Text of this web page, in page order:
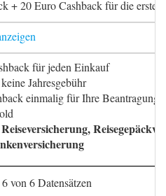
+ 20 Euro Cashback für die erste
für jeden Einkauf
Jahresgebühr
einmalig für Ihre Beantragung
von 6 Datensätzen